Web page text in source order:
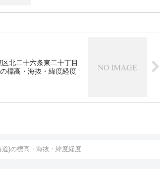
北二十六条東二十丁目
標高・海抜・緯度経度
)の標高・海抜・緯度経度